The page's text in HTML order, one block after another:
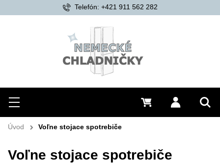
Hľadať
Menu Prihlásiť
0 €
Úvod Voľne stojace spotrebiče
Voľne stojace spotrebiče